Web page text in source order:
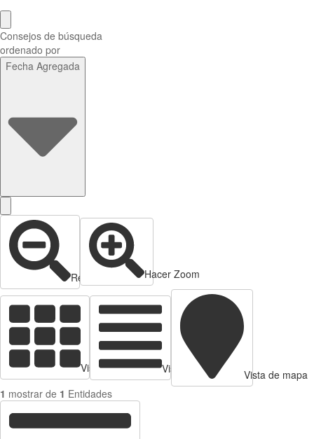
Consejos de búsqueda
ordenado por
Fecha Agregada
Reducir zoom Hacer Zoom
Vista de tarjetas Vista de Tabla
Vista de mapa
1 mostrar de 1 Entidades